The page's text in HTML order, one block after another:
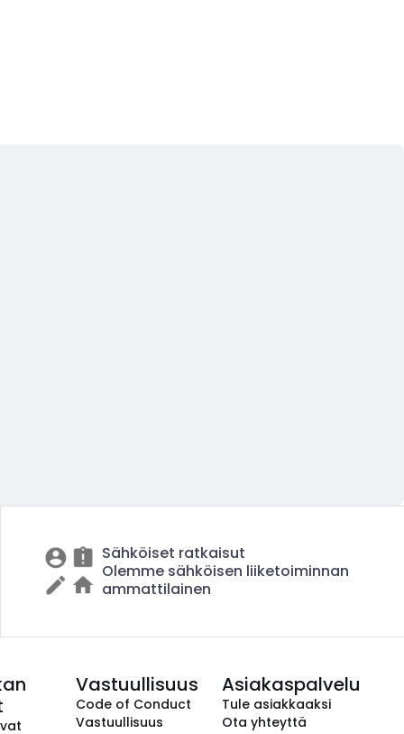
Sähköiset ratkaisut
Olemme sähköisen liiketoiminnan
ammattilainen
Vastuullisuus
Code of Conduct
Vastuullisuus
Asiakaspalvelu
Tule asiakkaaksi
Ota yhteyttä